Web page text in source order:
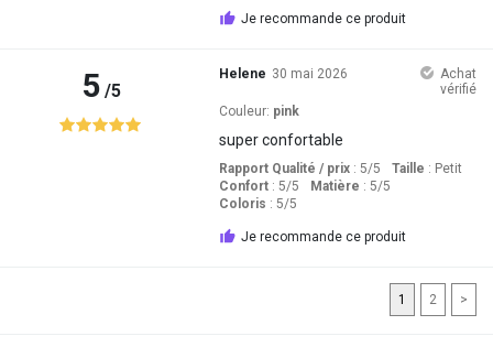
Je recommande ce produit
5/5
Helene 30 mai 2026
Achat
vérifié
Couleur: pink
super confortable
Rapport Qualité / prix: 5/5 Taille : Petit
Confort: 5/5 Matière : 5/5
Coloris : 5/5
Je recommande ce produit
1 2 >